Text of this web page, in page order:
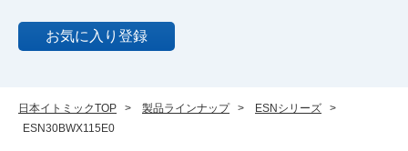
お気に入り登録
日本イトミックTOP > 製品ラインナップ > ESNシリーズ
>
ESN30BWX115E0